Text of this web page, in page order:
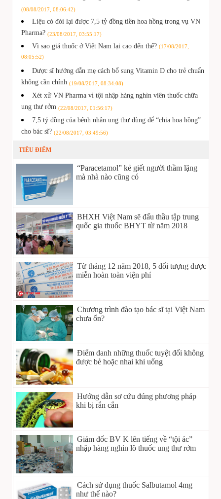
(08/08/2017, 08:06:42)
Liệu có đòi lại được 7,5 tỷ đồng tiền hoa hồng trong vụ VN
Pharma? (23/08/2017, 03:55:17)
Vì sao giá thuốc ở Việt Nam lại cao đến thế? (17/08/2017,
08:05:52)
Dược sĩ hướng dẫn mẹ cách bổ sung Vitamin D cho trẻ chuẩn
không cần chỉnh (19/08/2017, 08:34:08)
Xét xử VN Pharma vì tội nhập hàng nghìn viên thuốc chữa
ung thư rởm (22/08/2017, 01:56:17)
7,5 tỷ đồng của bệnh nhân ung thư dùng để “chia hoa hồng”
cho bác sĩ? (22/08/2017, 03:49:56)
TIÊU ĐIỂM
“Paracetamol” kẻ giết người thầm lặng
mà nhà nào cũng có
BHXH Việt Nam sẽ đấu thầu tập trung
quốc gia thuốc BHYT từ năm 2018
Từ tháng 12 năm 2018, 5 đối tượng được
miễn hoàn toàn viện phí
Chương trình đào tạo bác sĩ tại Việt Nam
chưa ổn?
Điểm danh những thuốc tuyệt đối không
được bẻ hoặc nhai khi uống
Hướng dẫn sơ cứu đúng phương pháp
khi bị rắn cắn
Giám đốc BV K lên tiếng về “tội ác”
nhập hàng nghìn lô thuốc ung thư rởm
Cách sử dụng thuốc Salbutamol 4mg
như thế nào?